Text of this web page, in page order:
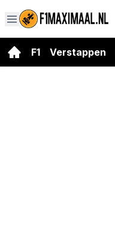
F1 Verstappen